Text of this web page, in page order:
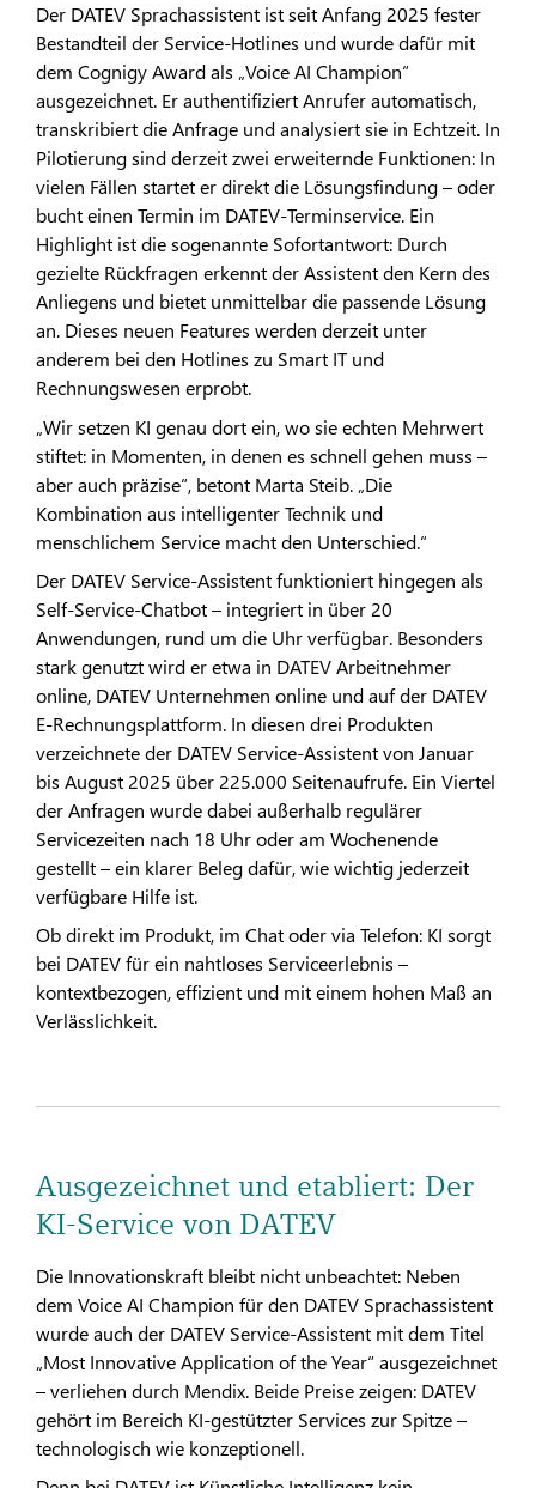
Der DATEV Sprachassistent ist seit Anfang 2025 fester
Bestandteil der Service-Hotlines und wurde dafür mit
dem Cognigy Award als „Voice AI Champion“
ausgezeichnet. Er authentifiziert Anrufer automatisch,
transkribiert die Anfrage und analysiert sie in Echtzeit. In
Pilotierung sind derzeit zwei erweiternde Funktionen: In
vielen Fällen startet er direkt die Lösungsfindung – oder
bucht einen Termin im DATEV-Terminservice. Ein
Highlight ist die sogenannte Sofortantwort: Durch
gezielte Rückfragen erkennt der Assistent den Kern des
Anliegens und bietet unmittelbar die passende Lösung
an. Dieses neuen Features werden derzeit unter
anderem bei den Hotlines zu Smart IT und
Rechnungswesen erprobt.
„Wir setzen KI genau dort ein, wo sie echten Mehrwert
stiftet: in Momenten, in denen es schnell gehen muss –
aber auch präzise“, betont Marta Steib. „Die
Kombination aus intelligenter Technik und
menschlichem Service macht den Unterschied.“
Der DATEV Service-Assistent funktioniert hingegen als
Self-Service-Chatbot – integriert in über 20
Anwendungen, rund um die Uhr verfügbar. Besonders
stark genutzt wird er etwa in DATEV Arbeitnehmer
online, DATEV Unternehmen online und auf der DATEV
E-Rechnungsplattform. In diesen drei Produkten
verzeichnete der DATEV Service-Assistent von Januar
bis August 2025 über 225.000 Seitenaufrufe. Ein Viertel
der Anfragen wurde dabei außerhalb regulärer
Servicezeiten nach 18 Uhr oder am Wochenende
gestellt – ein klarer Beleg dafür, wie wichtig jederzeit
verfügbare Hilfe ist.
Ob direkt im Produkt, im Chat oder via Telefon: KI sorgt
bei DATEV für ein nahtloses Serviceerlebnis –
kontextbezogen, effizient und mit einem hohen Maß an
Verlässlichkeit.
Ausgezeichnet und etabliert: Der
KI-Service von DATEV
Die Innovationskraft bleibt nicht unbeachtet: Neben
dem Voice AI Champion für den DATEV Sprachassistent
wurde auch der DATEV Service-Assistent mit dem Titel
„Most Innovative Application of the Year“ ausgezeichnet
– verliehen durch Mendix. Beide Preise zeigen: DATEV
gehört im Bereich KI-gestützter Services zur Spitze –
technologisch wie konzeptionell.